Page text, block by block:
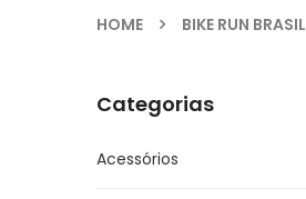
HOME BIKE RUN BRASIL
Categorias
Acessórios